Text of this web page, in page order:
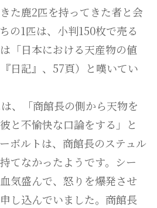
た鹿2匹を持ってきた者と会
の1匹は、小判150枚で売る
「日本における天産物の値
日記』、57頁）と嘆いてい
、「商館長の側から天物を
と不愉快な口論をする」と
ボルトは、商館長のステュル
てなかったようです。シー
気盛んで、怒りを爆発させ
し込んでいました。商館長